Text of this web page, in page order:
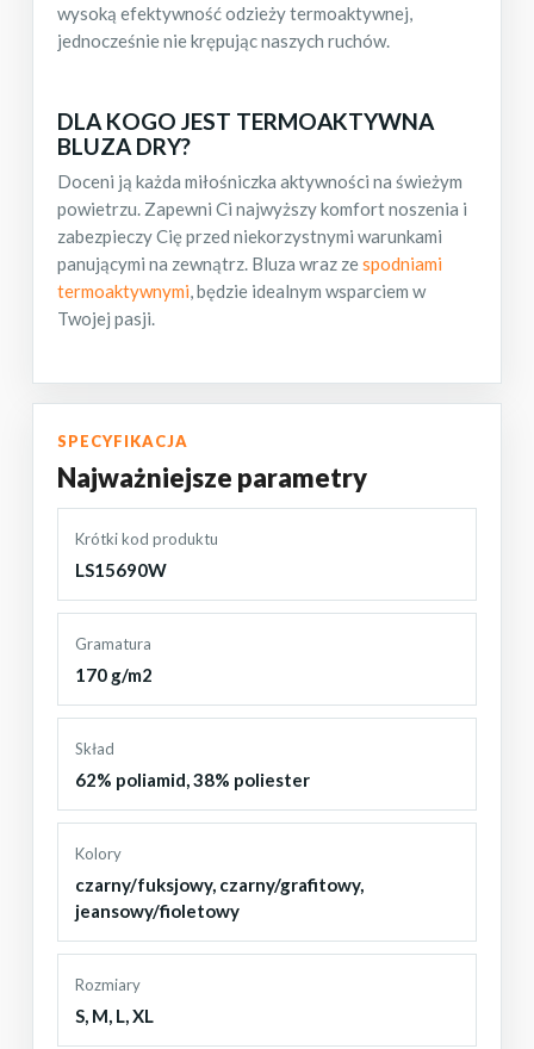
wysoką efektywność odzieży termoaktywnej,
jednocześnie nie krępując naszych ruchów.
DLA KOGO JEST TERMOAKTYWNA
BLUZA DRY?
Doceni ją każda miłośniczka aktywności na świeżym
powietrzu. Zapewni Ci najwyższy komfort noszenia i
zabezpieczy Cię przed niekorzystnymi warunkami
panującymi na zewnątrz. Bluza wraz zespodniami
termoaktywnymi, będzie idealnym wsparciem w
Twojej pasji.
SPECYFIKACJA
Najważniejsze parametry
Krótki kod produktu
LS15690W
Gramatura
170 g/m2
Skład
62% poliamid, 38% poliester
Kolory
czarny/fuksjowy, czarny/grafitowy,
jeansowy/fioletowy
Rozmiary
S, M, L,XL